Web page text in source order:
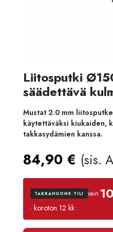
Liitosputki
säädettävä
Mustat 2.0 mm
käytettäväksi kiukaiden,
takkasydämien kanssa.
84,90 € (sis.
TAKKAHUONE-TILI vain
· koroton 12 kk